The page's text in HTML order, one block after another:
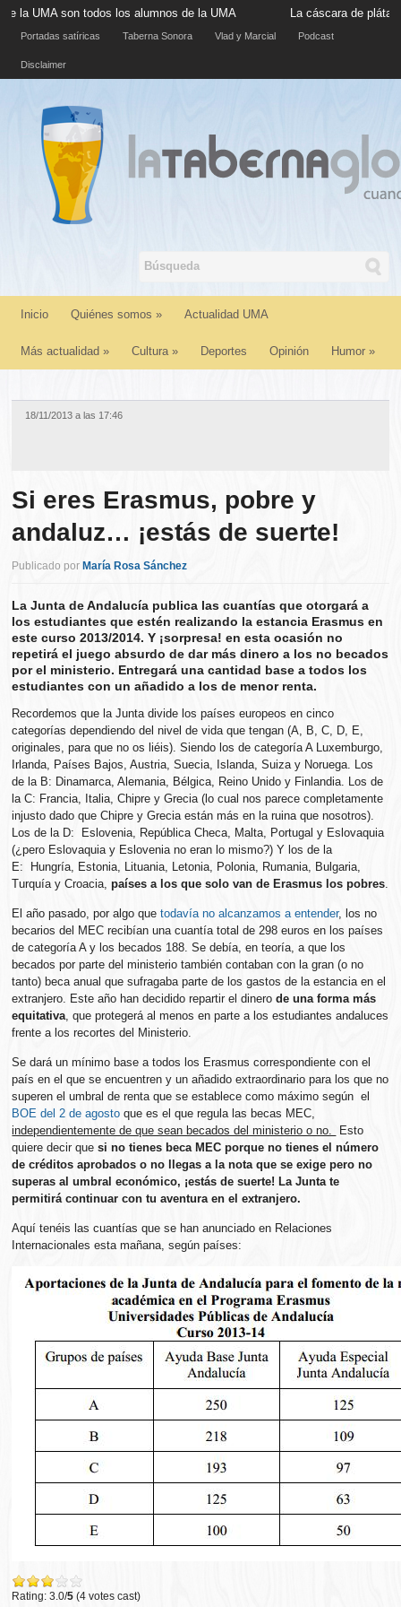
son todos los alumnos de la UMA La cáscara de plátano
Portadas satíricas Taberna Sonora Vlad y Marcial Podcast
Disclaimer
Inicio Quiénes somos » Actualidad UMA
Más actualidad » Cultura» Deportes Opinión Humor »
18/11/2013 a las 17:46
Si eres Erasmus, pobre y
andaluz… ¡estás de suerte!
Publicado por María Rosa Sánchez
La Junta de Andalucía publica las cuantías que otorgará a
los estudiantes que estén realizando la estancia Erasmus en
este curso 2013/2014. Y ¡sorpresa! en esta ocasión no
repetirá el juego absurdo de dar más dinero a los no becados
por el ministerio. Entregará una cantidad base a todos los
estudiantes con un añadido a los de menor renta.
Recordemos que la Junta divide los países europeos en cinco
categorías dependiendo del nivel de vida que tengan (A, B, C, D, E,
originales, para que no os liéis). Siendo los de categoría A Luxemburgo,
Irlanda, Países Bajos, Austria, Suecia, Islanda, Suiza y Noruega. Los
de la B: Dinamarca, Alemania, Bélgica, Reino Unido y Finlandia. Los de
la C: Francia, Italia, Chipre y Grecia (lo cual nos parece completamente
injusto dado que Chipre y Grecia están más en la ruina que nosotros).
Los de la D: Eslovenia, República Checa, Malta, Portugal y Eslovaquia
(¿pero Eslovaquia y Eslovenia no eran lo mismo?) Y los de la
E: Hungría, Estonia, Lituania, Letonia, Polonia, Rumania, Bulgaria,
Turquía y Croacia,países a los que solo van de Erasmus los pobres.
El año pasado, por algo quetodavía no alcanzamos a entender, los no
becarios del MEC recibían una cuantía total de 298 euros en los países
de categoría A y los becados 188. Se debía, en teoría, a que los
becados por parte del ministerio también contaban con la gran (o no
tanto) beca anual que sufragaba parte de los gastos de la estancia en el
extranjero. Este año han decidido repartir el dinerode una forma más
equitativa, que protegerá al menos en parte a los estudiantes andaluces
frente a los recortes del Ministerio.
Se dará un mínimo base a todos los Erasmus correspondiente con el
país en el que se encuentren y un añadido extraordinario para los que no
superen el umbral de renta que se establece como máximo según el
BOE del 2 de agosto que es el que regula las becas MEC,
independientemente de que sean becados del ministerio o no.
Esto
quiere decir quesi no tienes beca MEC porque no tienes el número
de créditos aprobados o no llegas a la nota que se exige pero no
superas al umbral económico, ¡estás de suerte! La Junta te
permitirá continuar con tu aventura en el extranjero.
Aquí tenéis las cuantías que se han anunciado en Relaciones
Internacionales esta mañana, según países:
Rating: 3.0/5 (4 votes cast)